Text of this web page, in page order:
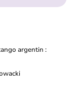
argentin :